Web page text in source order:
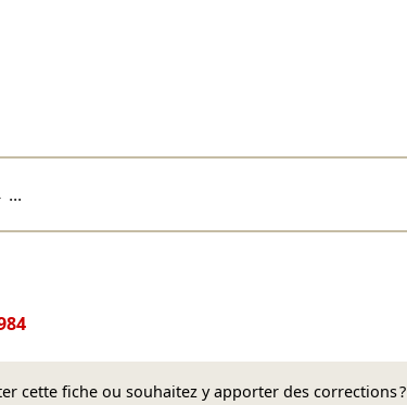
cette fiche ou souhaitez y apporter des corrections ?